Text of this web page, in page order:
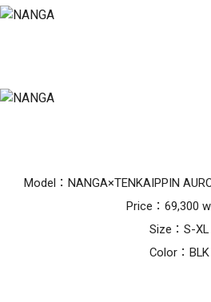
Model：NANGA×TENKAIPPIN
Price：69,300
Size：S-XL
Color：BLK